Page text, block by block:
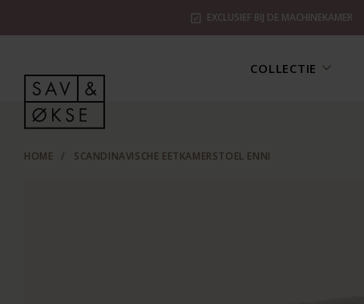
EXCLUSIEF BIJ DE MACHINEKAMER
COLLECTIE
HOME / SCANDINAVISCHE EETKAMERSTOEL ENNI